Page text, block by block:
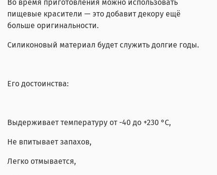
Во время приготовления можно использовать
пищевые красители — это добавит декору ещё
больше оригинальности.
Силиконовый материал будет служить долгие годы.
Его достоинства:
Выдерживает температуру от -40 до +230 °C,
Не впитывает запахов,
Легко отмывается,